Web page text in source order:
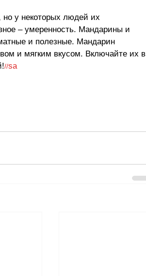
у некоторых людей их
– умеренность. Мандарины и
и полезные. Мандарин
и мягким вкусом. Включайте их в
//sa